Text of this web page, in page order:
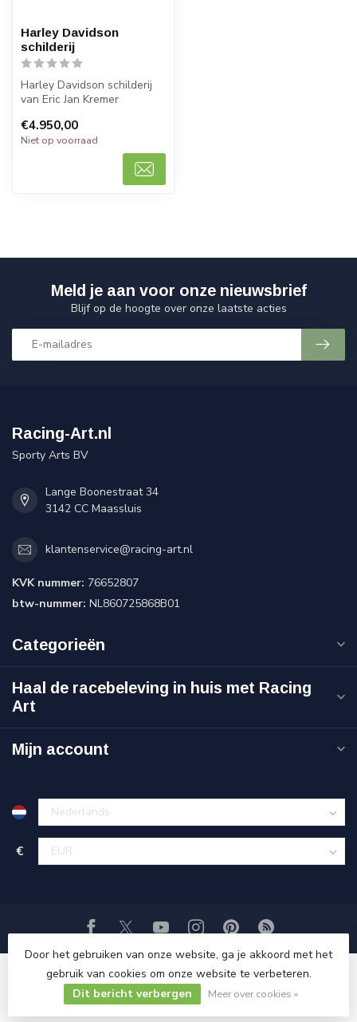
Harley Davidson
schilderij
Harley Davidson schilderij
van Eric Jan Kremer
€4.950,00
Niet op voorraad
Meld je aan voor onze nieuwsbrief
Blijf op de hoogte over onze laatste acties
Racing-Art.nl
Sporty Arts BV
Lange Boonestraat 34
3142 CC Maassluis
klantenservice@racing-art.nl
KVK nummer: 76652807
btw-nummer: NL860725868B01
Categorieën
Haal de racebeleving in huis met Racing
Art
Mijn account
€
© Copyright 2026 Racing-Art.nl
Door het gebruiken van onze website, ga je akkoord met het
gebruik van cookies om onze website te verbeteren.
Dit bericht verbergen
Meer over cookies »